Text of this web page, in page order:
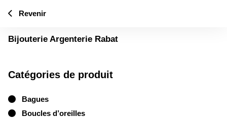
Bijouterie Argenterie Rabat
Catégories de produit
Bagues
Boucles d’oreilles
Revenir